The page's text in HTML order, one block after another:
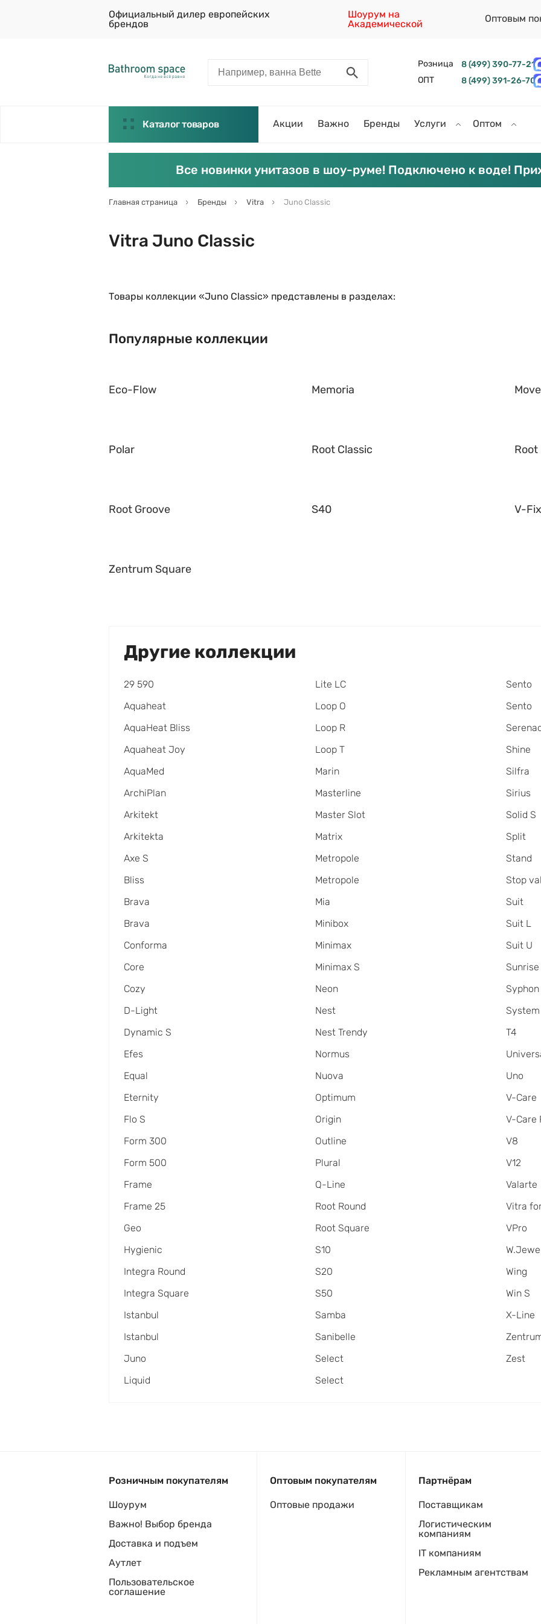
Официальный дилер европейских
брендов
Шоурум на
Академической
Оптовым
Розница
8 (499) 390-77-21
ОПТ
8 (499) 391-26-70
Каталог товаров Акции Важно Бренды Услуги Оптом
Все новинки унитазов в шоу-руме! Подключено к воде!
Главная страница Бренды Vitra Juno Classic
Vitra Juno Classic
Товары коллекции «Juno Classic» представлены в разделах:
Популярные коллекции
Eco-Flow Memoria Move
Polar Root Classic Root
Root Groove S40 V-
Zentrum Square
Другие коллекции
29 590
Aquaheat
AquaHeat Bliss
Aquaheat Joy
AquaMed
ArchiPlan
Arkitekt
Arkitekta
Axe S
Bliss
Brava
Brava
Conforma
Core
Cozy
D-Light
Dynamic S
Efes
Equal
Eternity
Flo S
Form 300
Form 500
Frame
Frame 25
Geo
Hygienic
Integra Round
Integra Square
Istanbul
Istanbul
Juno
Liquid
Lite LC
Loop O
Loop R
Loop T
Marin
Masterline
Master Slot
Matrix
Metropole
Metropole
Mia
Minibox
Minimax
Minimax S
Neon
Nest
Nest Trendy
Normus
Nuova
Optimum
Origin
Outline
Plural
Q-Line
Root Round
Root Square
S10
S20
S50
Samba
Sanibelle
Select
Select
Sento
Sento
Shine
Silfra
Sirius
Solid S
Split
Stand
Stop
Suit
Suit L
Suit U
Sunrise
Syphon
T4
Uno
V-Care
V-Care
V8
V12
Valarte
Vitra
VPro
Wing
Win S
X-Line
Zest
Розничным покупателям
Шоурум
Важно! Выбор бренда
Доставка и подъем
Аутлет
Пользовательское
соглашение
Оптовым покупателям
Оптовые продажи
Партнёрам
Поставщикам
Логистическим
компаниям
IT компаниям
Рекламным агентствам